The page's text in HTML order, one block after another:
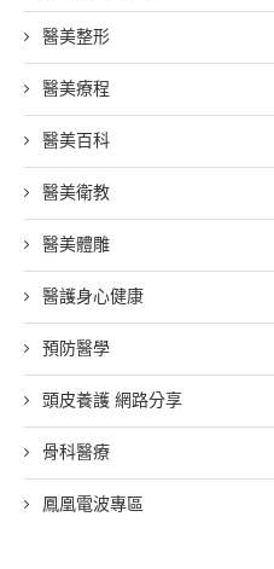
醫美整形
醫美療程
醫美百科
醫美衛教
醫美體雕
醫護身心健康
預防醫學
頭皮養護 網路分享
骨科醫療
鳳凰電波專區